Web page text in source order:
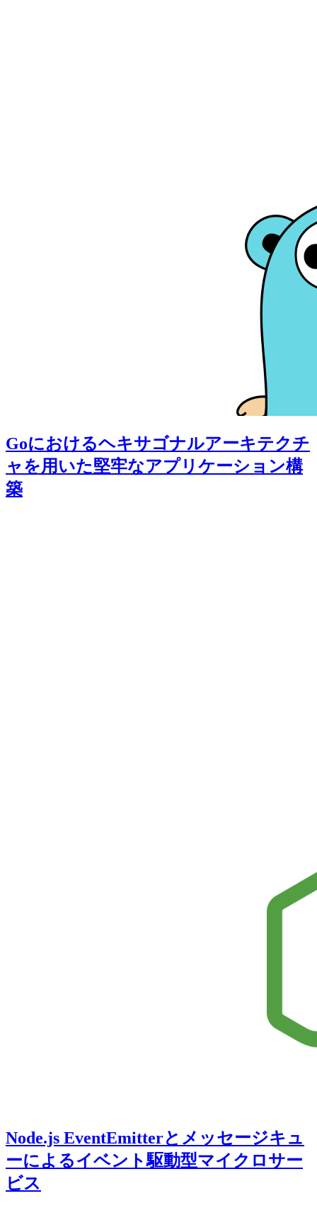
Goにおけるヘキサゴナルアーキテクチ
ャを用いた堅牢なアプリケーション構
築
Node.js EventEmitterとメッセージキュ
ーによるイベント駆動型マイクロサー
ビス